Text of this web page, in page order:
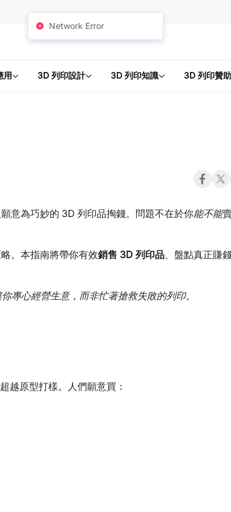
用 3D 列印設計 3D 列印知識 3D 列印贊助
意為巧妙的 3D 列印品掏錢。問題不在於你能不能
。本指南將帶你有效銷售 3D 列印品、盤點真正賺
專心經營生意，而非忙著搶救失敗的列印。
越原型打樣。人們願意買：
Network Error